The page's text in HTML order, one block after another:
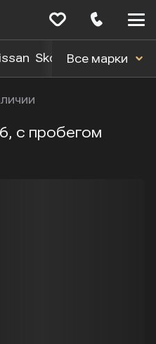
Skoda Toyota
Все марки
с пробегом